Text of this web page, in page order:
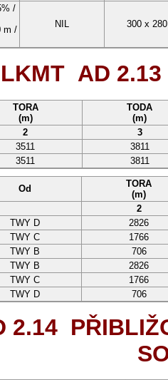
/
m /
NIL 300 x 280
LKMT AD 2.13
TORA
(m)
TODA
(m)
2
3
3511
3811
3511 3811
Od
TORA
(m)
2
TWY D
2826
TWY C
1766
TWY B 706
TWY B
2826
TWY C
1766
TWY D 706
2.14